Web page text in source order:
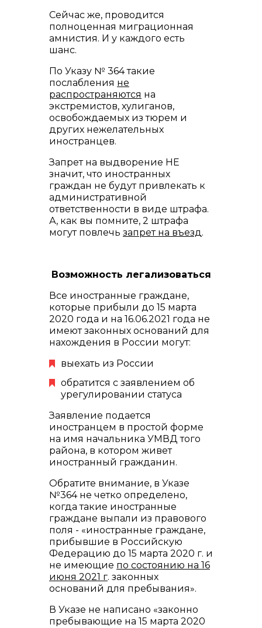
Сейчас же, проводится
полноценная миграционная
амнистия. И у каждого есть
шанс.
По Указу № 364 такие
послабления не
распространяются на
экстремистов, хулиганов,
освобождаемых из тюрем и
других нежелательных
иностранцев.
Запрет на выдворение НЕ
значит, что иностранных
граждан не будут привлекать к
административной
ответственности в виде штрафа.
А, как вы помните, 2 штрафа
могут повлечь запрет на въезд.
Возможность легализоваться
Все иностранные граждане,
которые прибыли до 15 марта
2020 года и на 16.06.2021 года не
имеют законных оснований для
нахождения в России могут:
выехать из России
обратится с заявлением об
урегулировании статуса
Заявление подается
иностранцем в простой форме
на имя начальника УМВД того
района, в котором живет
иностранный гражданин.
Обратите внимание, в Указе
№364 не четко определено,
когда такие иностранные
граждане выпали из правового
поля - «иностранные граждане,
прибывшие в Российскую
Федерацию до 15 марта 2020 г. и
не имеющие по состоянию на 16
июня 2021 г. законных
оснований для пребывания».
В Указе не написано «законно
пребывающие на 15 марта 2020